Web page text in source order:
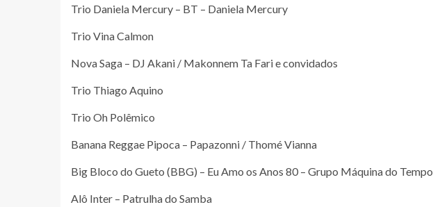
Trio Daniela Mercury – BT – Daniela Mercury
Trio Vina Calmon
Nova Saga – DJ Akani / Makonnem Ta Fari e convidados
Trio Thiago Aquino
Trio Oh Polêmico
Banana Reggae Pipoca – Papazonni / Thomé Vianna
Big Bloco do Gueto (BBG) – Eu Amo os Anos 80 – Grupo Máquina do Tempo
Alô Inter – Patrulha do Samba